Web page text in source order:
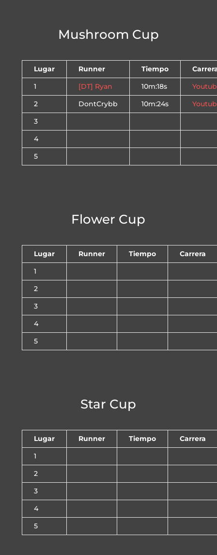
Mushroom Cup
Lugar Runner Tiempo
1
[DT] Ryan 10m:18s
2
DontCrybb 10m:24s
3
4
5
Flower Cup
Lugar Runner Tiempo
Carrera
1
2
3
4
5
Star Cup
Lugar Runner Tiempo
Carrera
1
2
3
4
5